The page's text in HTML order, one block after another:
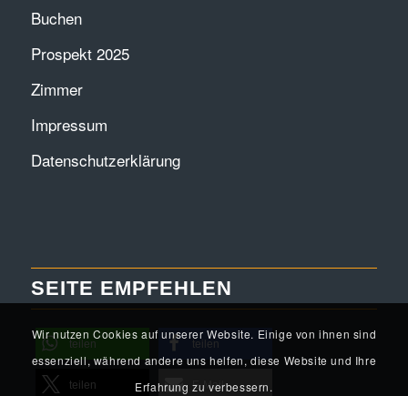
Buchen
Prospekt 2025
Zimmer
Impressum
Datenschutzerklärung
SEITE EMPFEHLEN
teilen teilen
teilen E-Mail
Wir nutzen Cookies auf unserer Website. Einige von ihnen sind
essenziell, während andere uns helfen, diese Website und Ihre
Erfahrung zu verbessern.